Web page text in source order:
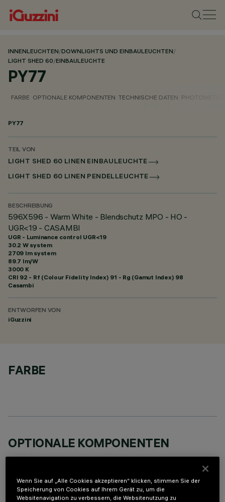
INNENLEUCHTEN/DOWNLIGHTS UND EINBAULEUCHTEN/
LIGHT SHED 60/EINBAULEUCHTE
PY77
FARBE OPTIONALE KOMPONENTEN TECHNISCHE DATEN
PY77
TEIL VON
LIGHT SHED 60 LINEN EINBAULEUCHTE
LIGHT SHED 60 LINEN PENDELLEUCHTE
BESCHREIBUNG
596X596 - Warm White - Blendschutz MPO - HO -
UGR<19 - CASAMBI
UGR - Luminance control UGR<19
30.2 W system
2709 lm system
89.7 lm/W
3000 K
CRI 92 - Rf (Colour Fidelity Index) 91 - Rg (Gamut Index) 98
Casambi
ENTWORFEN VON
iGuzzini
FARBE
OPTIONALE KOMPONENTEN
Wenn Sie auf „Alle Cookies akzeptieren“ klicken, stimmen Sie der
Speicherung von Cookies auf Ihrem Gerät zu, um die
Websitenavigation zu verbessern, die Websitenutzung zu